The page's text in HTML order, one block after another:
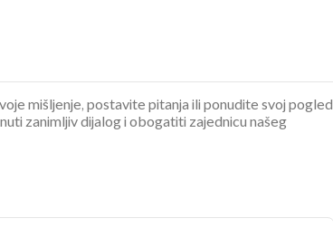
mišljenje, postavite pitanja ili ponudite svoj pogled
zanimljiv dijalog i obogatiti zajednicu našeg